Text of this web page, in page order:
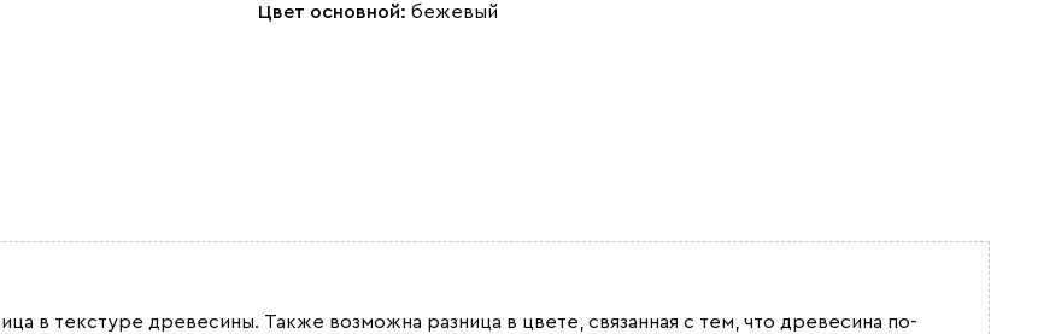
Цвет основной: бежевый
в текстуре древесины. Также возможна разница в цвете, связанная с тем, что древесина по-